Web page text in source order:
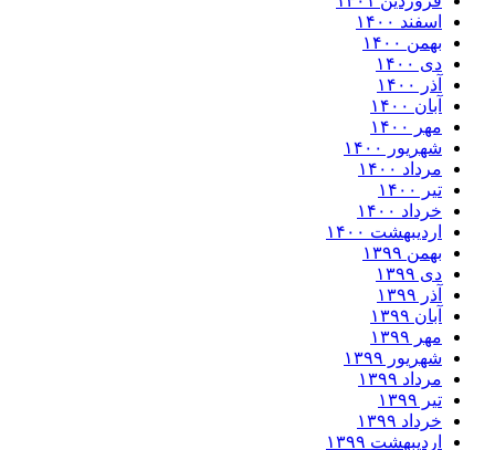
اسفند ۱۴۰۰
بهمن ۱۴۰۰
دی ۱۴۰۰
آذر ۱۴۰۰
آبان ۱۴۰۰
مهر ۱۴۰۰
شهریور ۱۴۰۰
مرداد ۱۴۰۰
تیر ۱۴۰۰
خرداد ۱۴۰۰
اردیبهشت ۱۴۰۰
بهمن ۱۳۹۹
دی ۱۳۹۹
آذر ۱۳۹۹
آبان ۱۳۹۹
مهر ۱۳۹۹
شهریور ۱۳۹۹
مرداد ۱۳۹۹
تیر ۱۳۹۹
خرداد ۱۳۹۹
اردیبهشت ۱۳۹۹